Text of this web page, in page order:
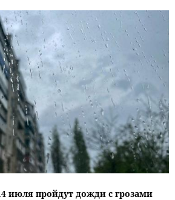
июля пройдут дожди с грозами